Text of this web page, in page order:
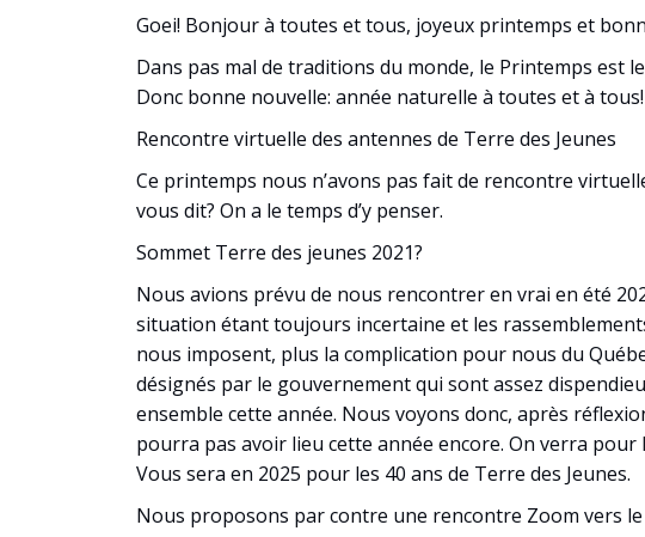
Goei! Bonjour à toutes et tous, joyeux printemps et
Dans pas mal de traditions du monde, le Printemps est
Donc bonne nouvelle: année naturelle à toutes et à tous!
Rencontre virtuelle des antennes de Terre des Jeunes
Ce printemps nous n’avons pas fait de rencontre
vous dit? On a le temps d’y penser.
Sommet Terre des jeunes 2021?
Nous avions prévu de nous rencontrer en vrai en été
situation étant toujours incertaine et les
nous imposent, plus la complication pour nous du
désignés par le gouvernement qui sont assez
ensemble cette année. Nous voyons donc, après
pourra pas avoir lieu cette année encore. On verra pour
Vous sera en 2025 pour les 40 ans de Terre des Jeunes.
Nous proposons par contre une rencontre Zoom vers